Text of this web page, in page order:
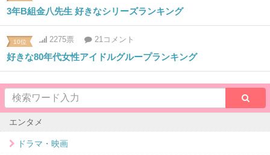
3年B組金八先生 好きなシリーズランキング
10位 2275票 21コメント
好きな80年代女性アイドルグループランキング
エンタメ
ドラマ・映画